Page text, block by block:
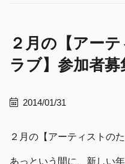
２月の【アー
ラブ】参加者募
2014/01/31
２月の【アーティストの
あっという間に、新しい